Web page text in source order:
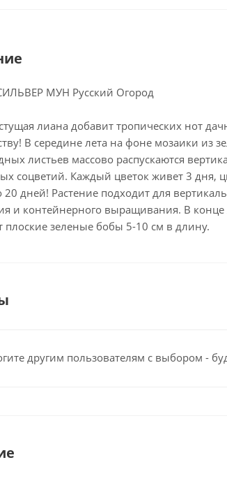
МУН Русский Огород
лиана добавит тропических нот
В середине лета на фоне мозаики из
листьев массово распускаются
соцветий. Каждый цветок живет 3 дня,
20 дней! Растение подходит для
и контейнерного выращивания. В конце
плоские зеленые бобы 5-10 см в длину.
другим пользователям с выбором -